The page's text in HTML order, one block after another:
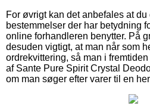
For øvrigt kan det anbefales at
bestemmelser der har betydning
online forhandleren benytter. På
desuden vigtigt, at man når som
ordrekvittering, så man i
af Sante Pure Spirit Crystal
om man søger efter varer til en